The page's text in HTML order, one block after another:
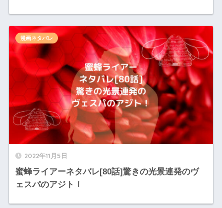
2022年11月5日
蜜蜂ライアーネタバレ[80話]驚きの光景連発のヴ
ェスパのアジト！
漫画ネタバレ